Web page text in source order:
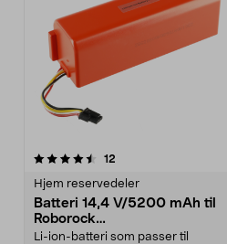
12
Hjem reservedeler
Batteri 14,4 V/5200 mAh til
Roborock
S5/S6/S7/S8/Q7/E4/E5
Li-ion-batteri som passer til
4.5 av 5 stjerner